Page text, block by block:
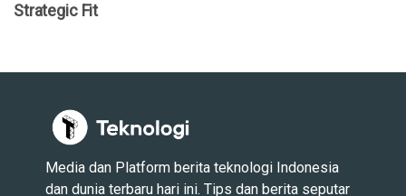
Strategic Fit
Media dan Platform berita teknologi Indonesia
dan dunia terbaru hari ini. Tips dan berita seputar